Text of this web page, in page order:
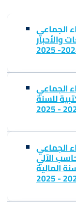
الجماعي
والأحبار
الجماعي
للسنة
الجماعي
الآلي
المالية
2024